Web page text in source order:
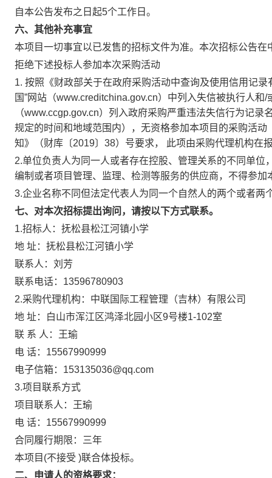
自本公告发布之日起5个工作日。
六、其他补充事宜
本项目一切事宜以已发售的招标文件为准。本次招标公告在
拒绝下述投标人参加本次采购活动
1. 按照《财政部关于在政府采购活动中查询及使用信用记
国”网站（www.creditchina.gov.cn）中列入失信被执行人
（www.ccgp.gov.cn）列入政府采购严重违法失信行为记
规定的时间和地域范围内），无资格参加本项目的采购活
知》（财库〔2019〕38）号要求， 此项由采购代理机构在
2.单位负责人为同一人或者存在控股、管理关系的不同单
编制或者项目管理、监理、检测等服务的供应商，不得参加
3.企业名称不同但法定代表人为同一个自然人的两个或者两
七、对本次招标提出询问，请按以下方式联系。
1.招标人：抚松县松江河镇小学
地 址：抚松县松江河镇小学
联系人：刘芳
联系电话：13596780903
2.采购代理机构：中联国际工程管理（吉林）有限公司
地 址：白山市浑江区鸿泽北园小区9号楼1-102室
联 系 人：王瑜
电 话：15567990999
电子信箱：153135036@qq.com
3.项目联系方式
项目联系人：王瑜
电 话：15567990999
合同履行期限：三年
本项目(不接受 )联合体投标。
二、申请人的资格要求：